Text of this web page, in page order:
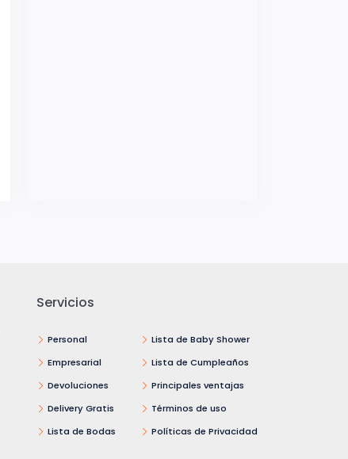
Servicios
Personal
Empresarial
Devoluciones
Delivery Gratis
Lista de Bodas
Lista de Baby Shower
Lista de Cumpleaños
Principales ventajas
Términos de uso
Políticas de Privacidad